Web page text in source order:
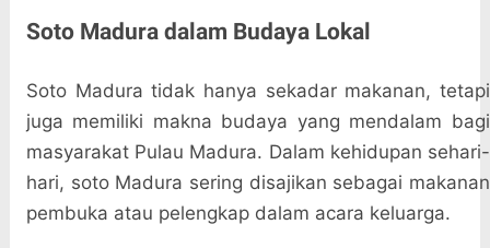
Soto Madura dalam Budaya Lokal
Soto Madura tidak hanya sekadar makanan, tetapi
juga memiliki makna budaya yang mendalam bagi
masyarakat Pulau Madura. Dalam kehidupan sehari-
hari, soto Madura sering disajikan sebagai makanan
pembuka atau pelengkap dalam acara keluarga.